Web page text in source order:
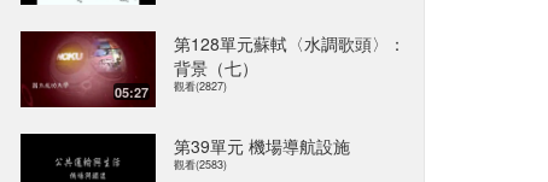
05:27
第128單元蘇軾〈水調歌頭〉：
背景（七）
觀看(2827)
第39單元 機場導航設施
觀看(2583)